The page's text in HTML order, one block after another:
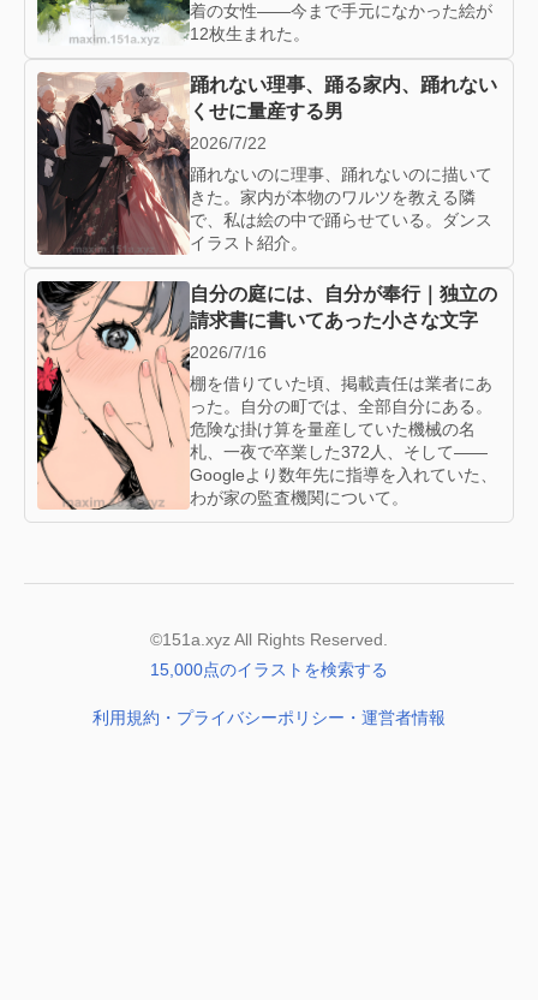
着の女性——今まで手元になかった絵が
12枚生まれた。
踊れない理事、踊る家内、踊れない
くせに量産する男
2026/7/22
踊れないのに理事、踊れないのに描いて
きた。家内が本物のワルツを教える隣
で、私は絵の中で踊らせている。ダンス
イラスト紹介。
自分の庭には、自分が奉行｜独立の
請求書に書いてあった小さな文字
2026/7/16
棚を借りていた頃、掲載責任は業者にあ
った。自分の町では、全部自分にある。
危険な掛け算を量産していた機械の名
札、一夜で卒業した372人、そして——
Googleより数年先に指導を入れていた、
わが家の監査機関について。
©151a.xyz All Rights Reserved.
15,000点のイラストを検索する
利用規約・プライバシーポリシー・運営者情報